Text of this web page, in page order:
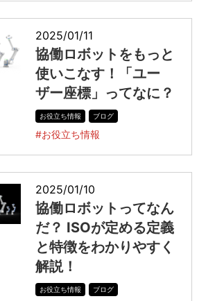
2025/01/11
協働ロボットをもっと
使いこなす！「ユー
ザー座標」ってなに？
お役立ち情報 ブログ
#お役立ち情報
2025/01/10
協働ロボットってなん
だ？ ISOが定める定義
と特徴をわかりやすく
解説！
お役立ち情報 ブログ